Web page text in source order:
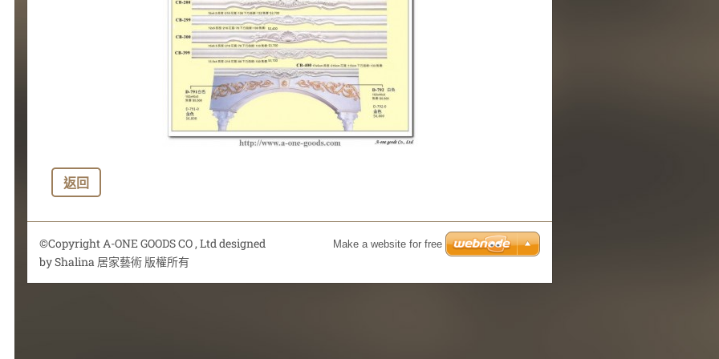
返回
©Copyright A-ONE GOODS CO , Ltd designed
by Shalina 居家藝術 版權所有
Make a website for free